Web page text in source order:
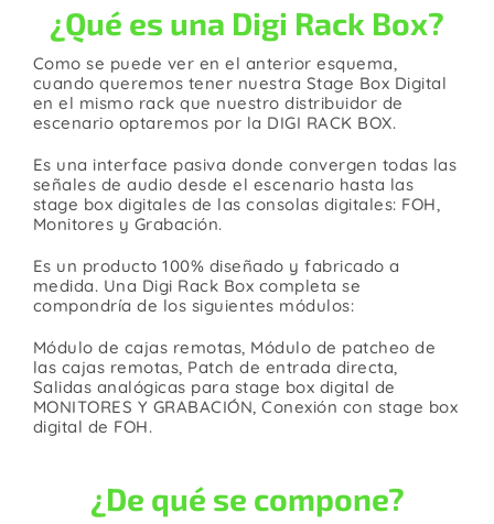
¿Qué es una Digi Rack Box?
Como se puede ver en el anterior esquema,
cuando queremos tener nuestra Stage Box Digital
en el mismo rack que nuestro distribuidor de
escenario optaremos por la DIGI RACK BOX.
Es una interface pasiva donde convergen todas las
señales de audio desde el escenario hasta las
stage box digitales de las consolas digitales: FOH,
Monitores y Grabación.
Es un producto 100% diseñado y fabricado a
medida. Una Digi Rack Box completa se
compondría de los siguientes módulos:
Módulo de cajas remotas, Módulo de patcheo de
las cajas remotas, Patch de entrada directa,
Salidas analógicas para stage box digital de
MONITORES Y GRABACIÓN, Conexión con stage box
digital de FOH.
¿De qué se compone?